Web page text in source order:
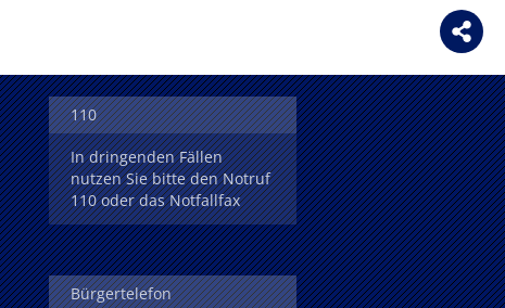
110
In dringenden Fällen
nutzen Sie bitte den Notruf
110 oder das Notfallfax
Bürgertelefon